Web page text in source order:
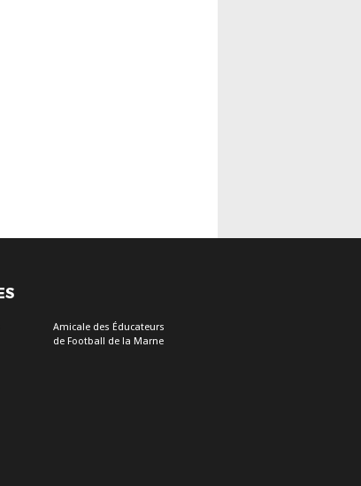
Amicale des Éducateurs
de Football de la Marne